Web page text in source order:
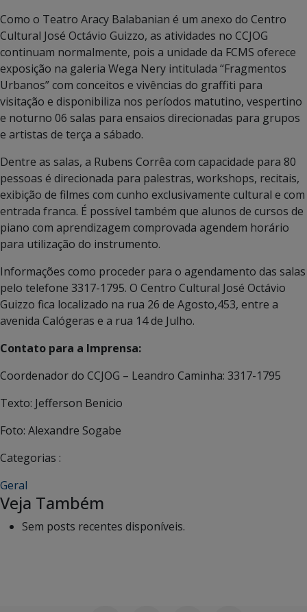
Como o Teatro Aracy Balabanian é um anexo do Centro
Cultural José Octávio Guizzo, as atividades no CCJOG
continuam normalmente, pois a unidade da FCMS oferece
exposição na galeria Wega Nery intitulada “Fragmentos
Urbanos” com conceitos e vivências do graffiti para
visitação e disponibiliza nos períodos matutino, vespertino
e noturno 06 salas para ensaios direcionadas para grupos
e artistas de terça a sábado.
Dentre as salas, a Rubens Corrêa com capacidade para 80
pessoas é direcionada para palestras, workshops, recitais,
exibição de filmes com cunho exclusivamente cultural e com
entrada franca. É possível também que alunos de cursos de
piano com aprendizagem comprovada agendem horário
para utilização do instrumento.
Informações como proceder para o agendamento das salas
pelo telefone 3317-1795. O Centro Cultural José Octávio
Guizzo fica localizado na rua 26 de Agosto,453, entre a
avenida Calógeras e a rua 14 de Julho.
Contato para a Imprensa:
Coordenador do CCJOG – Leandro Caminha: 3317-1795
Texto: Jefferson Benicio
Foto: Alexandre Sogabe
Categorias :
Geral
Veja Também
Sem posts recentes disponíveis.